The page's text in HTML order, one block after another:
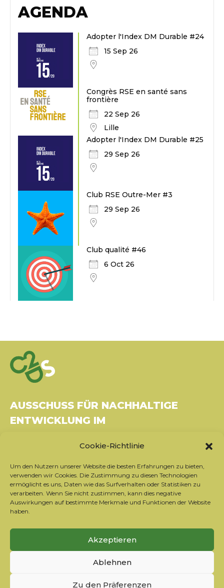
Cookie-Richtlinie
Um den Nutzern unserer Website die besten Erfahrungen zu bieten,
verwenden wir Cookies. Die Zustimmung zu diesen Technologien
ermöglicht es uns, Daten wie das Surfverhalten oder Statistiken zu
verarbeiten. Wenn Sie nicht zustimmen, kann dies negative
Auswirkungen auf bestimmte Merkmale und Funktionen der Website
haben.
Akzeptieren
Ablehnen
Zu den Präferenzen
AGENDA
Adopter l'Index DM Durable #24
15 Sep 26
Congrès RSE en santé sans
frontière
22 Sep 26
Lille
Adopter l'Index DM Durable #25
29 Sep 26
Club RSE Outre-Mer #3
29 Sep 26
Club qualité #46
6 Oct 26
AUSSCHUSS FÜR NACHHALTIGE
ENTWICKLUNG IM
37270 Montlouis-sur-Loire
Tel.: 06 26 49 36 81 -
contact@c2ds.eu
TwitterLinkedIn
Sich für den Newsletter anmelden
Unsere Partner
Kontaktieren Sie das Team
Rechtliche Hinweise